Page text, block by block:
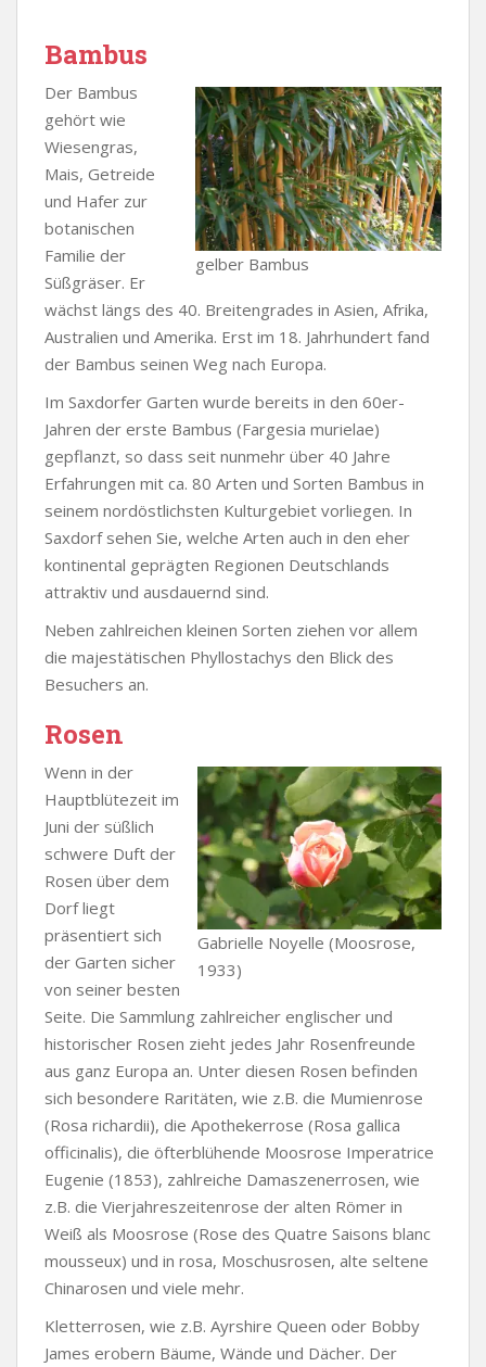
Bambus
gelber Bambus
Der Bambus
gehört wie
Wiesengras,
Mais, Getreide
und Hafer zur
botanischen
Familie der
Süßgräser. Er
wächst längs des 40. Breitengrades in Asien, Afrika,
Australien und Amerika. Erst im 18. Jahrhundert fand
der Bambus seinen Weg nach Europa.
Im Saxdorfer Garten wurde bereits in den 60er-
Jahren der erste Bambus (Fargesia murielae)
gepflanzt, so dass seit nunmehr über 40 Jahre
Erfahrungen mit ca. 80 Arten und Sorten Bambus in
seinem nordöstlichsten Kulturgebiet vorliegen. In
Saxdorf sehen Sie, welche Arten auch in den eher
kontinental geprägten Regionen Deutschlands
attraktiv und ausdauernd sind.
Neben zahlreichen kleinen Sorten ziehen vor allem
die majestätischen Phyllostachys den Blick des
Besuchers an.
Rosen
Gabrielle Noyelle (Moosrose,
1933)
Wenn in der
Hauptblütezeit im
Juni der süßlich
schwere Duft der
Rosen über dem
Dorf liegt
präsentiert sich
der Garten sicher
von seiner besten
Seite. Die Sammlung zahlreicher englischer und
historischer Rosen zieht jedes Jahr Rosenfreunde
aus ganz Europa an. Unter diesen Rosen befinden
sich besondere Raritäten, wie z.B. die Mumienrose
(Rosa richardii), die Apothekerrose (Rosa gallica
officinalis), die öfterblühende Moosrose Imperatrice
Eugenie (1853), zahlreiche Damaszenerrosen, wie
z.B. die Vierjahreszeitenrose der alten Römer in
Weiß als Moosrose (Rose des Quatre Saisons blanc
mousseux) und in rosa, Moschusrosen, alte seltene
Chinarosen und viele mehr.
Kletterrosen, wie z.B. Ayrshire Queen oder Bobby
James erobern Bäume, Wände und Dächer. Der